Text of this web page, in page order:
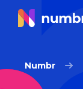
Numbr